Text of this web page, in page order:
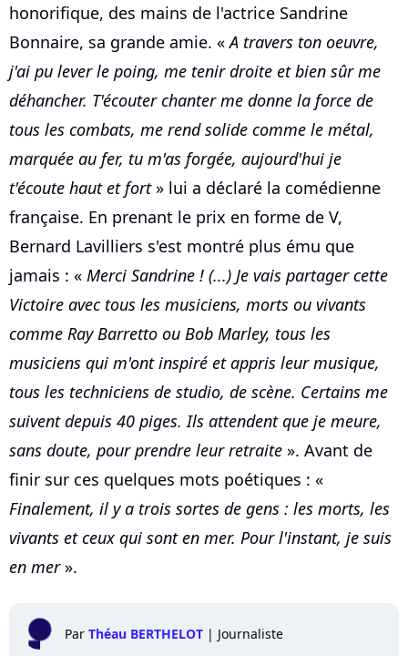
honorifique, des mains de l'actrice Sandrine
Bonnaire, sa grande amie. «A travers ton oeuvre,
j'ai pu lever le poing, me tenir droite et bien sûr me
déhancher. T'écouter chanter me donne la force de
tous les combats, me rend solide comme le métal,
marquée au fer, tu m'as forgée, aujourd'hui je
t'écoute haut et fort» lui a déclaré la comédienne
française. En prenant le prix en forme de V,
Bernard Lavilliers s'est montré plus ému que
jamais : « Merci Sandrine ! (...) Je vais partager cette
Victoire avec tous les musiciens, morts ou vivants
comme Ray Barretto ou Bob Marley, tous les
musiciens qui m'ont inspiré et appris leur musique,
tous les techniciens de studio, de scène. Certains me
suivent depuis 40 piges. Ils attendent que je meure,
sans doute, pour prendre leur retraite ». Avant de
finir sur ces quelques mots poétiques : «
Finalement, il y a trois sortes de gens : les morts, les
vivants et ceux qui sont en mer. Pour l'instant, je suis
en mer».
Par Théau BERTHELOT | Journaliste